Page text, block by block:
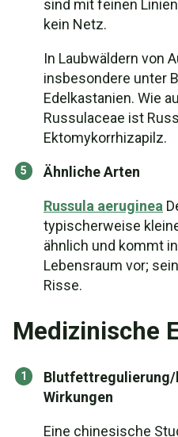
sind mit feinen
kein Netz.
In Laubwäldern von
insbesondere unter
Edelkastanien. Wie
Russulaceae ist
Ektomykorrhizapilz.
Ähnliche Arten
Russula aeruginea
typischerweise
ähnlich und kommt
Lebensraum vor;
Risse.
Medizinische
Wirkungen
Eine chinesische